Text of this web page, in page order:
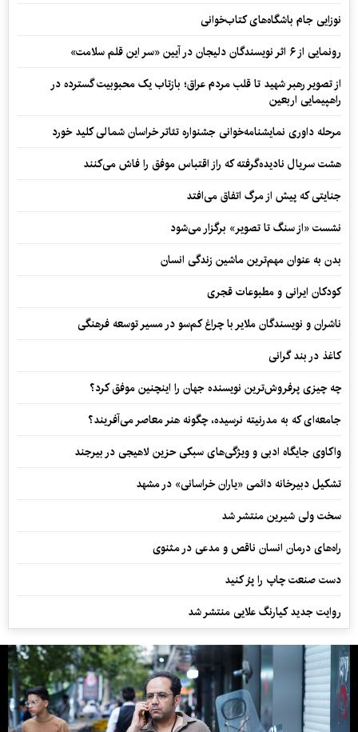
نوزایی جام باشگاه‌های کتاب‌خوانی
رونمایی از ۶ اثر نویسندگان دلیجان در آیین «سر این قلم سلامت»
از تصویر رهبر شهید تا قلب مردم عراق؛ بازتاب یک محبوبیت گسترده در
راهپیمایی اربعین
مرحله داوری نمایشنامه‌خوانی جشنواره تئاتر خراسان شمالی کلید خورد
هشت سریال نادیده‌گرفته که راز اقتباس موفق را فاش می‌کنند
جنایتی که پیش از مرگ اتفاق می‌افتد
نشست «از سنگ تا تصویر» برگزار می‌شود
بدن به عنوان مهم‌ترین ماشین زندگی انسان
کودکان ایرانی و مطبوعات قجری
ناشران و نویسندگان ملایر با چراغ کم‌سو در مسیر توسعه فرهنگی
کاغذ در بند گرانی
چه چیزی پرفروش‌ترین نویسنده جهان را اینچنین موفق کرد؟
جامعه‌ای که به مدرنیته نرسیده، چگونه هنر معاصر می‌آفریند؟
واکاوی جایگاه ادبی و ویژگی‌های سبکی حزین لاهیجی در بیرجند
تشکیل دبیرخانه دائمی «یاران خراسانی» در مشهد
سخت ولی شیرین منتشر شد
راه‌های درمان انسان ناقص و مدعی در مثنوی
دست صنعت چاپ را پرُ کنید
روایت جدید کیارنگ علایی منتشر شد